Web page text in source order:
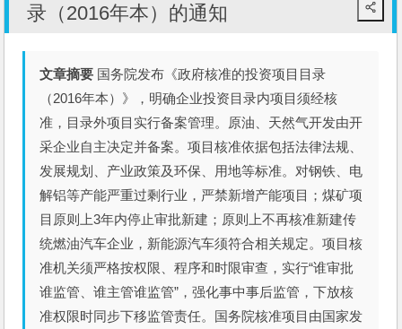
录（2016年本）的通知
文章摘要 国务院发布《政府核准的投资项目目录
（2016年本）》，明确企业投资目录内项目须经核
准，目录外项目实行备案管理。原油、天然气开发由开
采企业自主决定并备案。项目核准依据包括法律法规、
发展规划、产业政策及环保、用地等标准。对钢铁、电
解铝等产能严重过剩行业，严禁新增产能项目；煤矿项
目原则上3年内停止审批新建；原则上不再核准新建传
统燃油汽车企业，新能源汽车须符合相关规定。项目核
准机关须严格按权限、程序和时限审查，实行“谁审批
谁监管、谁主管谁监管”，强化事中事后监管，下放核
准权限时同步下移监管责任。国务院核准项目由国家发